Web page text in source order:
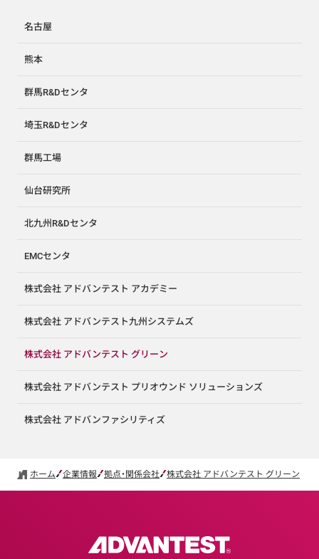
名古屋
熊本
群馬R&Dセンタ
埼玉R&Dセンタ
群馬工場
仙台研究所
北九州R&Dセンタ
EMCセンタ
株式会社 アドバンテスト アカデミー
株式会社 アドバンテスト九州システムズ
株式会社 アドバンテスト グリーン
株式会社 アドバンテスト プリオウンド ソリューションズ
株式会社 アドバンファシリティズ
ホーム 企業情報 拠点・関係会社 株式会社 アドバンテスト グリーン